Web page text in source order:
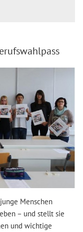
Menschen
– und stellt sie
und wichtige